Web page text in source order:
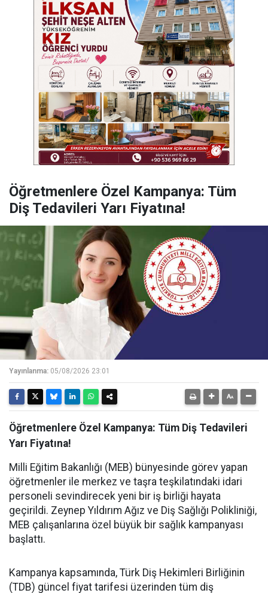
Öğretmenlere Özel Kampanya: Tüm
Diş Tedavileri Yarı Fiyatına!
Yayınlanma: 05/08/2026 23:01
Öğretmenlere Özel Kampanya: Tüm Diş Tedavileri
Yarı Fiyatına!
Milli Eğitim Bakanlığı (MEB) bünyesinde görev yapan
öğretmenler ile merkez ve taşra teşkilatındaki idari
personeli sevindirecek yeni bir iş birliği hayata
geçirildi. Zeynep Yıldırım Ağız ve Diş Sağlığı Polikliniği,
MEB çalışanlarına özel büyük bir sağlık kampanyası
başlattı.
Kampanya kapsamında, Türk Diş Hekimleri Birliğinin
(TDB) güncel fiyat tarifesi üzerinden tüm diş